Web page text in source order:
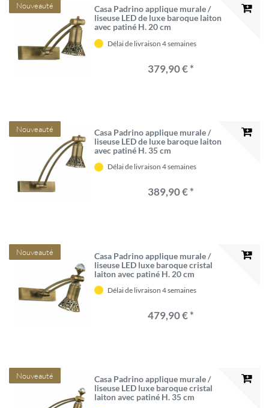
Nouveauté
Casa Padrino applique murale /
liseuse LED de luxe baroque laiton
avec patiné H. 20 cm
Délai de livraison 4 semaines
379,90 € *
Nouveauté
Casa Padrino applique murale /
liseuse LED de luxe baroque laiton
avec patiné H. 35 cm
Délai de livraison 4 semaines
389,90 € *
Nouveauté
Casa Padrino applique murale /
liseuse LED luxe baroque cristal
laiton avec patiné H. 20 cm
Délai de livraison 4 semaines
479,90 € *
Nouveauté
Casa Padrino applique murale /
liseuse LED luxe baroque cristal
laiton avec patiné H. 35 cm